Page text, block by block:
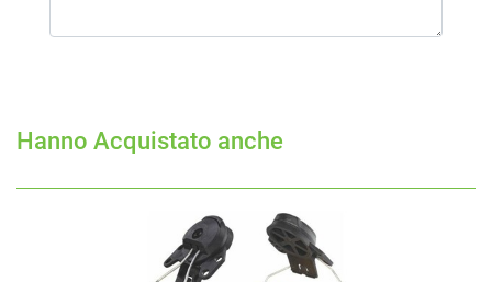
Hanno Acquistato anche